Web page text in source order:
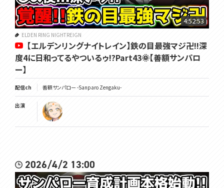
4:52:53
ELDEN RING NIGHTREIGN
【エルデンリングナイトレイン】鉄の目最強マジ卍!!深
度4に日和ってるやついるゥ!?Part43🌞【善額サンパロ
ー】
配信ch 善額サンパロー -Sanparo Zengaku-
出演
2026/4/2 13:00